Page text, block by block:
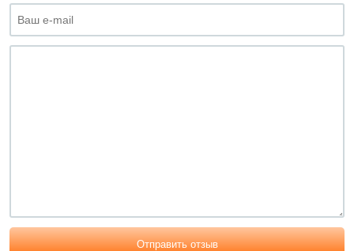
Отправить отзыв